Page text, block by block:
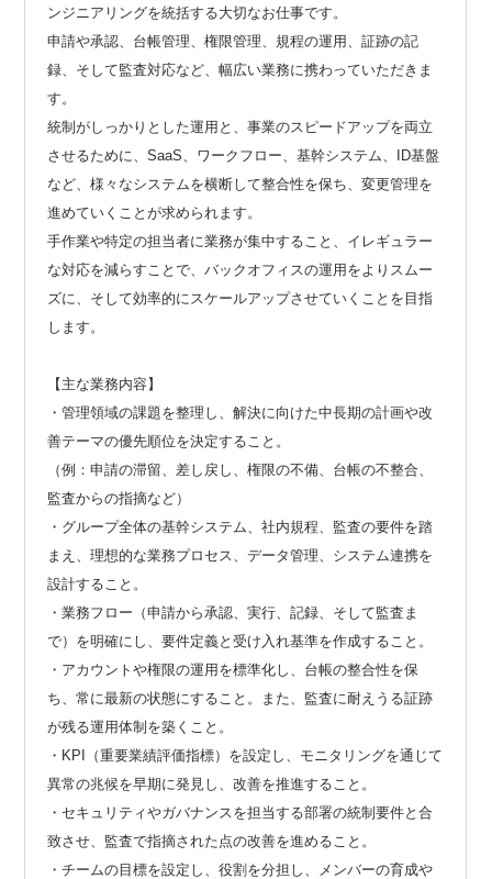
ンジニアリングを統括する大切なお仕事です。
申請や承認、台帳管理、権限管理、規程の運用、証跡の記
録、そして監査対応など、幅広い業務に携わっていただきま
す。
統制がしっかりとした運用と、事業のスピードアップを両立
させるために、SaaS、ワークフロー、基幹システム、ID基盤
など、様々なシステムを横断して整合性を保ち、変更管理を
進めていくことが求められます。
手作業や特定の担当者に業務が集中すること、イレギュラー
な対応を減らすことで、バックオフィスの運用をよりスムー
ズに、そして効率的にスケールアップさせていくことを目指
します。
【主な業務内容】
・管理領域の課題を整理し、解決に向けた中長期の計画や改
善テーマの優先順位を決定すること。
（例：申請の滞留、差し戻し、権限の不備、台帳の不整合、
監査からの指摘など）
・グループ全体の基幹システム、社内規程、監査の要件を踏
まえ、理想的な業務プロセス、データ管理、システム連携を
設計すること。
・業務フロー（申請から承認、実行、記録、そして監査ま
で）を明確にし、要件定義と受け入れ基準を作成すること。
・アカウントや権限の運用を標準化し、台帳の整合性を保
ち、常に最新の状態にすること。また、監査に耐えうる証跡
が残る運用体制を築くこと。
・KPI（重要業績評価指標）を設定し、モニタリングを通じて
異常の兆候を早期に発見し、改善を推進すること。
・セキュリティやガバナンスを担当する部署の統制要件と合
致させ、監査で指摘された点の改善を進めること。
・チームの目標を設定し、役割を分担し、メンバーの育成や